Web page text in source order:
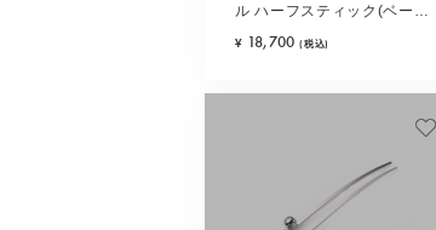
ル ハーフスティック(ベージ
¥ 18,700 (税込)